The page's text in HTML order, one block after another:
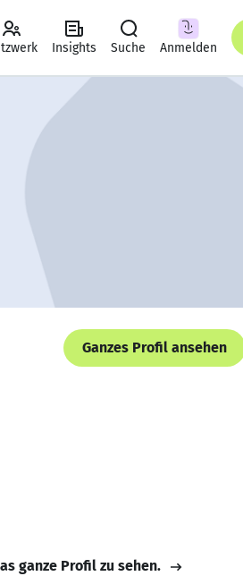
Insights Suche Anmelden
Ganzes Profil ansehen
ganze Profil zu sehen.